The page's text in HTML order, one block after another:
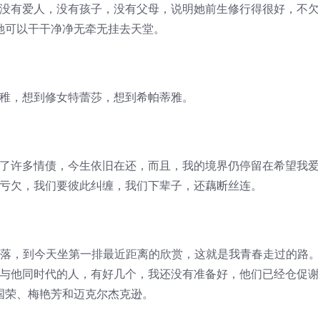
爱人，没有孩子，没有父母，说明她前生修行得很好，不
以干干净净无牵无挂去天堂。
想到修女特蕾莎，想到希帕蒂雅。
多情债，今生依旧在还，而且，我的境界仍停留在希望我
欠，我们要彼此纠缠，我们下辈子，还藕断丝连。
到今天坐第一排最近距离的欣赏，这就是我青春走过的路
他同时代的人，有好几个，我还没有准备好，他们已经仓促
、梅艳芳和迈克尔杰克逊。